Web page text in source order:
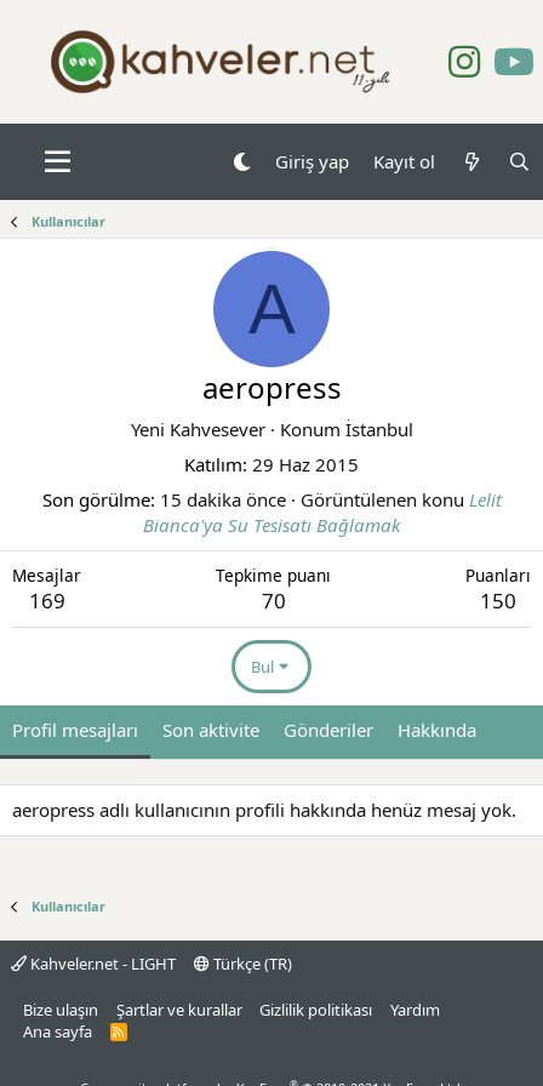
Giriş yap Kayıt ol
Kullanıcılar
A
aeropress
Yeni Kahvesever · Konum İstanbul
Katılım 29 Haz 2015
Son görülme 15 dakika önce · Görüntülenen konu Lelit
Bianca'ya Su Tesisatı Bağlamak
Mesajlar
169
Tepkime puanı
70
Puanları
150
Bul
Profil mesajları Son aktivite Gönderiler Hakkında
aeropress adlı kullanıcının profili hakkında henüz mesaj yok.
Kullanıcılar
Kahveler.net - LIGHT Türkçe (TR)
Bize ulaşın Şartlar ve kurallar Gizlilik politikası
Yardım
Ana sayfa
R